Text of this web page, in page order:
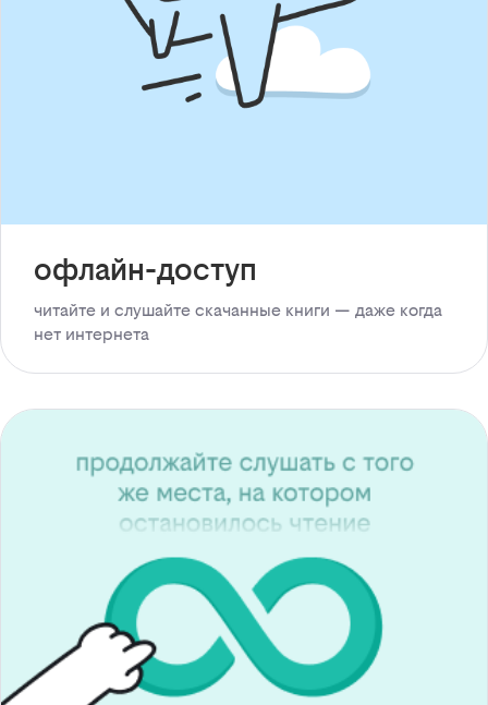
офлайн-доступ
читайте и слушайте скачанные книги — даже когда
нет интернета